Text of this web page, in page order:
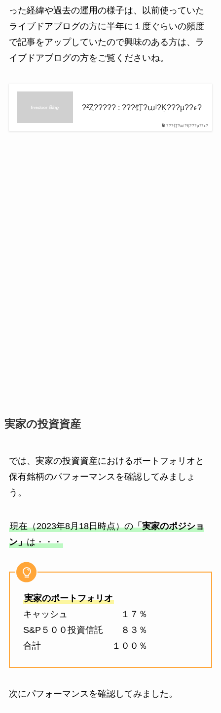
った経緯や過去の運用の様子は、以前使っていた
ライブドアブログの方に半年に１度ぐらいの頻度
で記事をアップしていたので興味のある方は、ラ
イブドアブログの方をご覧くださいね。
???饤?աʲ?Ķ???μ??ء?
?²Ȥ????? : ???饤?աʲ?Ķ???μ??ء?
実家の投資資産
では、実家の投資資産におけるポートフォリオと
保有銘柄のパフォーマンスを確認してみましょ
う。
現在（2023年8月18日時点）の「実家のポジショ
ン」は・・・
実家のポートフォリオ
キャッシュ １７％
S&P５００投資信託 ８３％
合計 １００％
次にパフォーマンスを確認してみました。